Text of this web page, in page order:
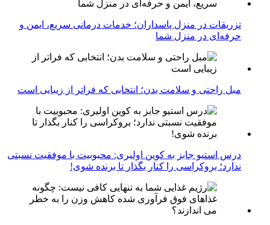
تزریقات در منزل پاسداران؛ خدمات درمانی سریع، ایمن و
حرفه‌ای در منزل شما
مبل راحتی و سلامت بدن؛ انتخابی که فراتر از زیبایی است
درس استیو جابز به کوین اولیری: محبوبیت با موفقیت نسبتی
ندارد؛ بروکراسی را کنار بگذار تا برنده شوی!